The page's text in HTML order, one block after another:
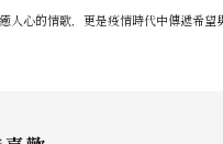
心的情歌，更是疫情時代中傳遞希望